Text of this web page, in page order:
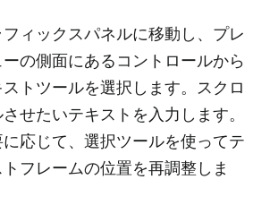
フィックスパネルに移動し、プレ
ーの側面にあるコントロールから
ストツールを選択します。スクロ
せたいテキストを入力します。
に応じて、選択ツールを使ってテ
トフレームの位置を再調整しま